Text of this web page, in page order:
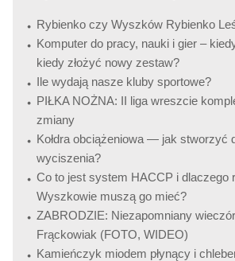
Rybienko czy Wyszków Rybienko
Komputer do pracy, nauki i gier –
kiedy złożyć nowy zestaw?
Ile wydają nasze kluby sportowe?
PIŁKA NOŻNA: II liga wreszcie
zmiany
Kołdra obciążeniowa — jak stworzyć
wyciszenia?
Co to jest system HACCP i dlaczego
Wyszkowie muszą go mieć?
ZABRODZIE: Niezapomniany
Frąckowiak (FOTO, WIDEO)
Kamieńczyk miodem płynący i